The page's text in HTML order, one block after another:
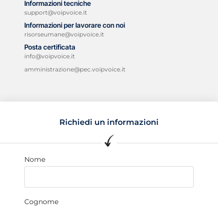
Informazioni tecniche
support@voipvoice.it
Informazioni per lavorare con noi
risorseumane@voipvoice.it
Posta certificata
info@voipvoice.it
amministrazione@pec.voipvoice.it
Richiedi un informazioni
Nome
Cognome